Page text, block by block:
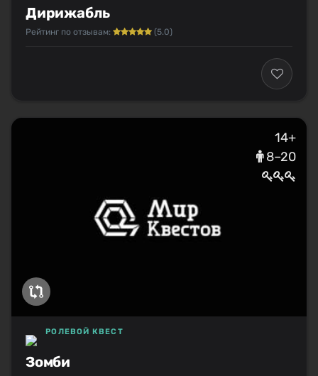
Дирижабль
Рейтинг по отзывам: (5.0)
14+
8–20
Зомби
РОЛЕВОЙ КВЕСТ